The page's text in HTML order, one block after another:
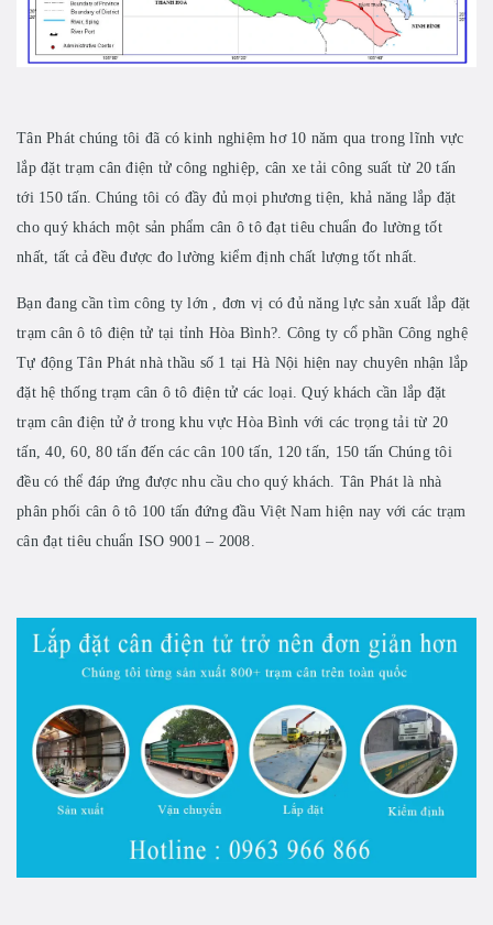
Tân Phát chúng tôi đã có kinh nghiệm hơ 10 năm qua trong lĩnh vực
lắp đặt trạm cân điện tử công nghiệp, cân xe tải công suất từ 20 tấn
tới 150 tấn. Chúng tôi có đầy đủ mọi phương tiện, khả năng lắp đặt
cho quý khách một sản phẩm cân ô tô đạt tiêu chuẩn đo lường tốt
nhất, tất cả đều được đo lường kiểm định chất lượng tốt nhất.
Bạn đang cần tìm công ty lớn , đơn vị có đủ năng lực sản xuất lắp đặt
trạm cân ô tô điện tử tại tỉnh Hòa Bình?. Công ty cổ phần Công nghệ
Tự động Tân Phát nhà thầu số 1 tại Hà Nội hiện nay chuyên nhận lắp
đặt hệ thống trạm cân ô tô điện tử các loại. Quý khách cần lắp đặt
trạm cân điện tử ở trong khu vực Hòa Bình với các trọng tải từ 20
tấn, 40, 60, 80 tấn đến các cân 100 tấn, 120 tấn, 150 tấn Chúng tôi
đều có thể đáp ứng được nhu cầu cho quý khách. Tân Phát là nhà
phân phối cân ô tô 100 tấn đứng đầu Việt Nam hiện nay với các trạm
cân đạt tiêu chuẩn ISO 9001 – 2008.